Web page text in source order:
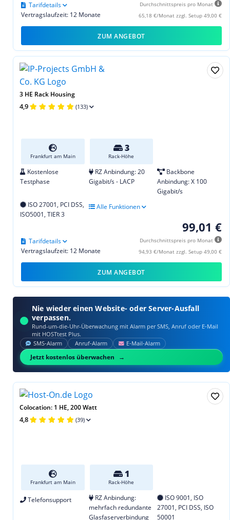
Durchschnittspreis pro Monat
65,18 €/Monat zzgl. Setup 49,00 €
Vertragslaufzeit: 12 Monate
Tarifdetails
ZUM ANGEBOT
3 HE Rack Housing
4,9 (133)
Frankfurt am Main
3
Rack-Höhe
Kostenlose
Testphase
RZ Anbindung: 20
Gigabit/s - LACP
Backbone
Anbindung: X 100
Gigabit/s
ISO 27001, PCI DSS,
ISO5001, TIER 3
Alle Funktionen
99,01 €
Durchschnittspreis pro Monat
94,93 €/Monat zzgl. Setup 49,00 €
Vertragslaufzeit: 12 Monate
Tarifdetails
ZUM ANGEBOT
Nie wieder einen Website- oder Server-Ausfall
verpassen.
Rund-um-die-Uhr-Überwachung mit Alarm per SMS, Anruf oder E‑Mail
mit HOSTtest Plus.
SMS‑Alarm Anruf‑Alarm E‑Mail‑Alarm
Jetzt kostenlos überwachen
Colocation: 1 HE, 200 Watt
4,8 (39)
Frankfurt am Main
1
Rack-Höhe
Telefonsupport
RZ Anbindung:
mehrfach redundante
Glasfaserverbindung
ISO 9001, ISO
27001, PCI DSS, ISO
50001